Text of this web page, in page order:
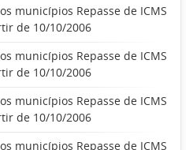
municípios Repasse de ICMS
de 10/10/2006
municípios Repasse de ICMS
de 10/10/2006
municípios Repasse de ICMS
de 10/10/2006
municípios Repasse de ICMS